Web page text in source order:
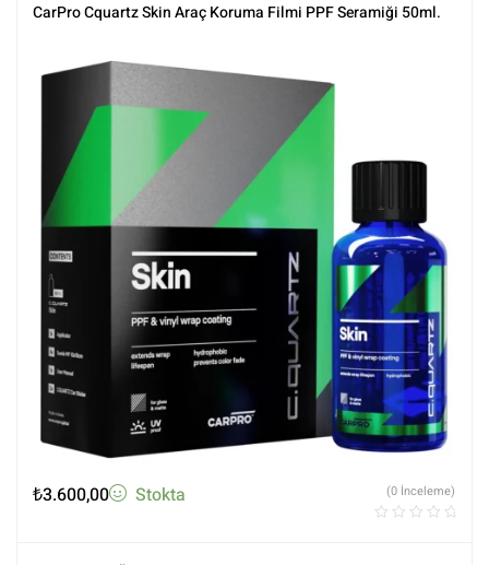
Ürünler, Tüm Ürünler
CarPro Cquartz Skin Araç Koruma Filmi PPF Seramiği 50ml.
₺3.600,00 Stokta (0 İnceleme)